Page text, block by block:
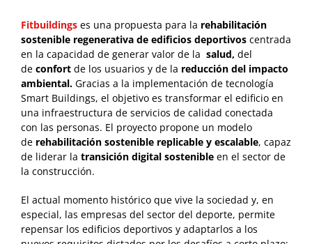
Fitbuildingses una propuesta para la rehabilitación
sostenible regenerativa de edificios deportivoscentrada
en la capacidad de generar valor de la salud, del
de confortde los usuarios y de la reducción del impacto
ambiental.Gracias a la implementación de tecnología
Smart Buildings, el objetivo es transformar el edificio en
una infraestructura de servicios de calidad conectada
con las personas. El proyecto propone un modelo
de rehabilitación sostenible replicable y escalable, capaz
de liderar la transición digital sostenibleen el sector de
la construcción.
El actual momento histórico que vive la sociedad y, en
especial, las empresas del sector del deporte, permite
repensar los edificios deportivos y adaptarlos a los